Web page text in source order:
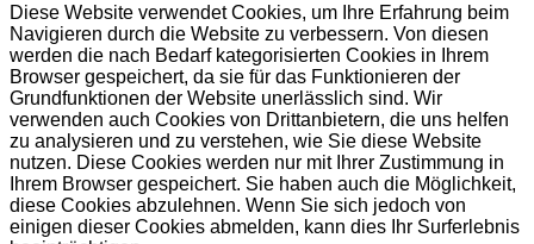
Diese Website verwendet Cookies, um Ihre Erfahrung beim
Navigieren durch die Website zu verbessern. Von diesen
werden die nach Bedarf kategorisierten Cookies in Ihrem
Browser gespeichert, da sie für das Funktionieren der
Grundfunktionen der Website unerlässlich sind. Wir
verwenden auch Cookies von Drittanbietern, die uns helfen
zu analysieren und zu verstehen, wie Sie diese Website
nutzen. Diese Cookies werden nur mit Ihrer Zustimmung in
Ihrem Browser gespeichert. Sie haben auch die Möglichkeit,
diese Cookies abzulehnen. Wenn Sie sich jedoch von
einigen dieser Cookies abmelden, kann dies Ihr Surferlebnis